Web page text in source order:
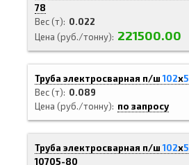
78
Вес (т)
0.022
Цена (руб./тонну)
221500.00
Труба электросварная п/ш102х5
Вес (т)
0.089
Цена (руб./тонну)
по запросу
Труба электросварная п/ш102х5
10705-80